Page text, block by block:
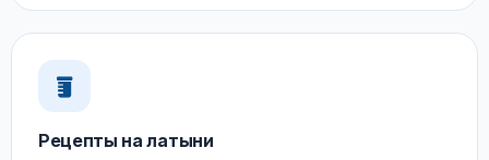
Рецепты на латыни